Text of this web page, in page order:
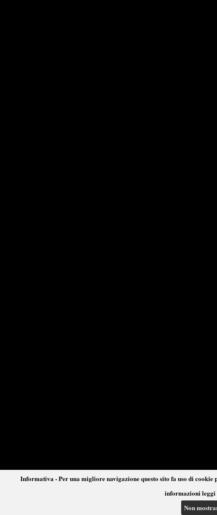
Informativa - Per una migliore navigazione questo sito fa uso di
informazioni leggi
Non